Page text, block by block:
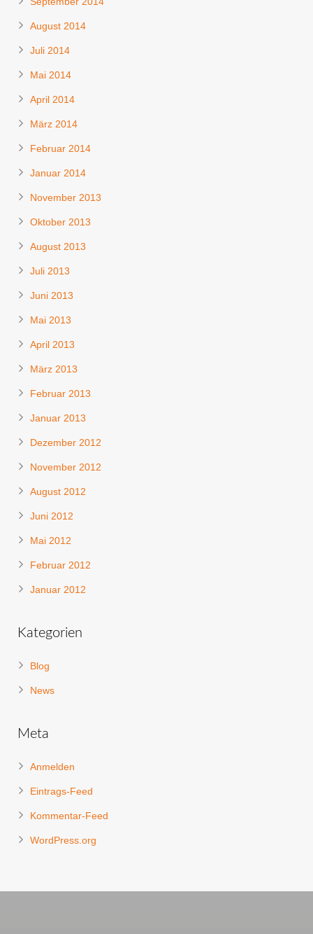
August 2014
Juli 2014
Mai 2014
April 2014
März 2014
Februar 2014
Januar 2014
November 2013
Oktober 2013
August 2013
Juli 2013
Juni 2013
Mai 2013
April 2013
März 2013
Februar 2013
Januar 2013
Dezember 2012
November 2012
August 2012
Juni 2012
Mai 2012
Februar 2012
Januar 2012
Kategorien
Blog
News
Meta
Anmelden
Eintrags-Feed
Kommentar-Feed
WordPress.org